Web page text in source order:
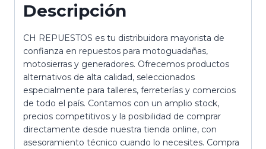
Descripción
CH REPUESTOS es tu distribuidora mayorista de
confianza en repuestos para motoguadañas,
motosierras y generadores. Ofrecemos productos
alternativos de alta calidad, seleccionados
especialmente para talleres, ferreterías y comercios
de todo el país. Contamos con un amplio stock,
precios competitivos y la posibilidad de comprar
directamente desde nuestra tienda online, con
asesoramiento técnico cuando lo necesites. Compra